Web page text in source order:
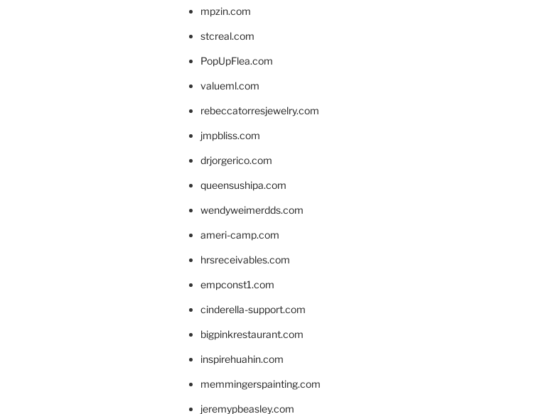
mpzin.com
stcreal.com
PopUpFlea.com
valueml.com
rebeccatorresjewelry.com
jmpbliss.com
drjorgerico.com
queensushipa.com
wendyweimerdds.com
ameri-camp.com
hrsreceivables.com
empconst1.com
cinderella-support.com
bigpinkrestaurant.com
inspirehuahin.com
memmingerspainting.com
jeremypbeasley.com